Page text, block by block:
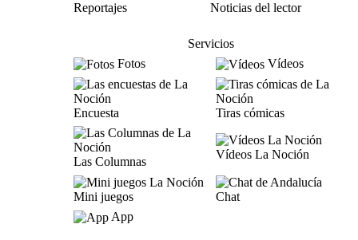
Reportajes
Noticias del lector
Servicios
Fotos
Vídeos
Encuesta Tiras cómicas
Las Columnas
Vídeos La Noción
Mini juegos
Chat
App